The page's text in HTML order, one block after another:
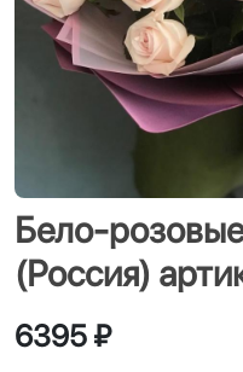
Бело-
(Россия)
6395 ₽